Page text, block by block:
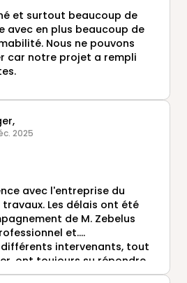
et surtout beaucoup de
avec en plus beaucoup de
Nous ne pouvons
car notre projet a rempli
2025
avec l'entreprise du
Les délais ont été
de M. Zebelus
et....
différents intervenants, tout
ont toujours su répondre
manière efficace. Bref,